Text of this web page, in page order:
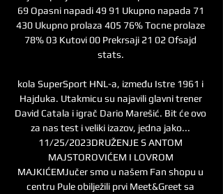
69 Opasni napadi 49 91 Ukupno napada 71
430 Ukupno prolaza 405 76% Tocne prolaze
78% 03 Kutovi 00 Prekrsaji 21 02 Ofsajd
stats.
kola SuperSport HNL-a, između Istre 1961 i
Hajduka. Utakmicu su najavili glavni trener
David Catala i igrač Dario Marešić. Bit će ovo
za nas test i veliki izazov, jedna jako...
11/25/2023DRUŽENJE S ANTOM
MAJSTOROVIĆEM I LOVROM
MAJKIĆEMJučer smo u našem Fan shopu u
centru Pule obilježili prvi Meet&Greet sa